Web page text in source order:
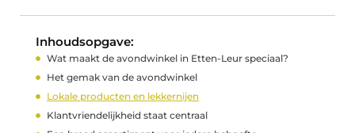
Inhoudsopgave:
Wat maakt de avondwinkel in Etten-Leur speciaal?
Het gemak van de avondwinkel
Lokale producten en lekkernijen
Klantvriendelijkheid staat centraal